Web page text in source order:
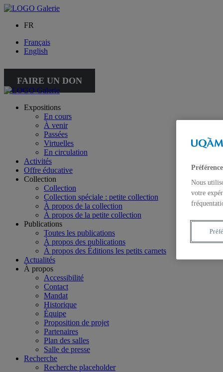
FR
Français
English
FAIRE UN DON
Expositions
En cours
À venir
Passées
Virtuelles
En circulation
Activités
Offre éducative
Collection
Collection
Collection spéciale : petite collection
À propos de la collection
À propos de la petite collection
Publications
Toutes les publications
À propos des publications
À propos des Éditions les petits carnets
Actualités
À propos
Accessibilité
Contact
Mandat
Historique
Équipe
Proposition de projet
Partenaires
Plan des salles
Salle de presse
Recherche
Recherche placeholder
Nous
votre